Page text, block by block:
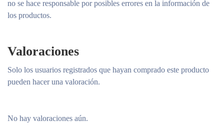
no se hace responsable por posibles errores en la información de
los productos.
Valoraciones
No hay valoraciones aún.
Solo los usuarios registrados que hayan comprado este producto
pueden hacer una valoración.